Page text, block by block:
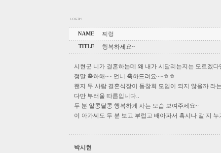
NAME 찌렁
TITLE 행복하세요~
시현군 니가 결혼하는데 왜 내가 시달리는지는 모르겠다
정말 축하해~~ 언니 축하드려요~~ㅎㅎ
왠지 두 사람 결혼식장이 동창회 모임이 되지 않을까 라
다만 부러울 따름입니다..
두 분 알콩달콩 행복하게 사는 모습 보여주세요~
이 아가씨도 두 분 보고 부럽고 배아파서 혹시나 갈 지 누
박시현